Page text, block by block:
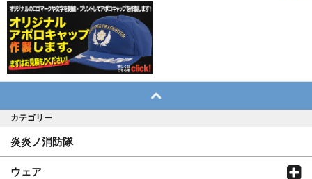
カテゴリー
炎炎ノ消防隊
ウェア